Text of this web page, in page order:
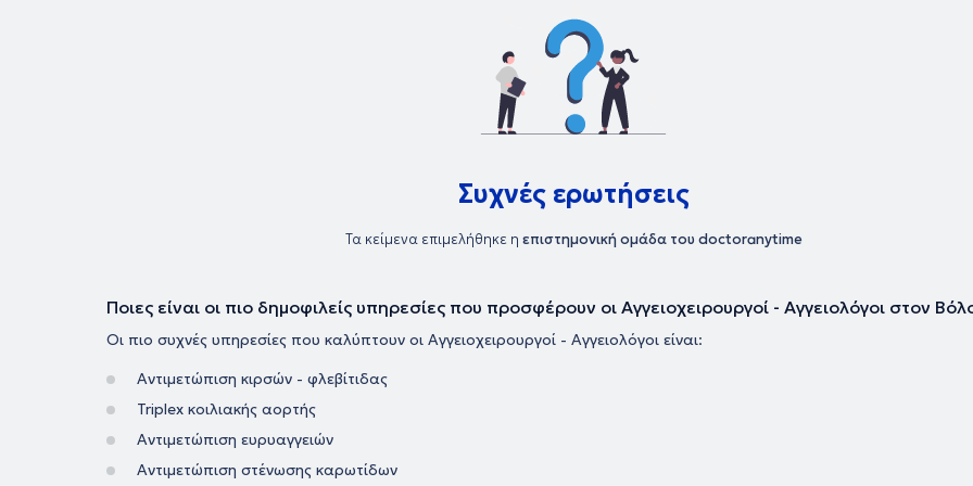
πραγματοποιείται εξειδικευμένη μελέτη και διάγνωση των αγγειακών παθήσεων
τόσο αρτηριακών, όσο και φλεβικών. Πιο συγκεκριμένα, όσον αφορά τις αρτηριακές
παθήσεις αντιμετωπίζονται περιπτώσεις γάγγραινας, νόσου Buerger, φαινομένου
Raynaud, αγγειοδυσπλασιών και αιμαγγειωμάτων. Τέλος, ο γιατρός υπήρξε
προσκεκλημένος ομιλητής και καταμετρά πολυάριθμες συμμετοχές σε ελληνικά και
Συχνές ερωτήσεις
Τα κείμενα επιμελήθηκε η επιστημονική ομάδα του doctoranytime
Ποιες είναι οι πιο δημοφιλείς υπηρεσίες που προσφέρουν οι Αγγειοχειρουργοί - Αγγειολόγοι στον
Οι πιο συχνές υπηρεσίες που καλύπτουν οι Αγγειοχειρουργοί - Αγγειολόγοι είναι:
Αντιμετώπιση κιρσών - φλεβίτιδας
Triplex κοιλιακής αορτής
Αντιμετώπιση ευρυαγγειών
Αντιμετώπιση στένωσης καρωτίδων